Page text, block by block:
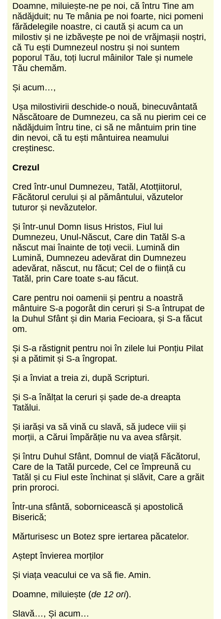
Doamne, miluiește-ne pe noi, că întru Tine am
nădăjduit; nu Te mânia pe noi foarte, nici pomeni
fărădelegile noastre, ci caută și acum ca un
milostiv și ne izbăvește pe noi de vrăjmașii noștri,
că Tu ești Dumne­zeul nostru și noi suntem
poporul Tău, toți lucrul mâinilor Tale și numele
Tău chemăm.
Și acum…,
Ușa milostivirii deschide-o nouă, binecuvântată
Născătoare de Dumnezeu, ca să nu pierim cei ce
nădăjduim întru tine, ci să ne mântuim prin tine
din nevoi, că tu ești mântuirea neamului
creștinesc.
Crezul
Cred într-unul Dumnezeu, Tatăl, Atotțiitorul,
Făcătorul cerului și al pământului, văzutelor
tuturor și nevăzutelor.
Și într-unul Domn Iisus Hristos, Fiul lui
Dumnezeu, Unul-Născut, Care din Tatăl S-a
născut mai înainte de toți vecii. Lumină din
Lumină, Dumnezeu adevărat din Dumnezeu
adevărat, născut, nu făcut; Cel de o ființă cu
Tatăl, prin Care toate s-au făcut.
Care pentru noi oamenii și pentru a noastră
mântuire S-a pogorât din ceruri și S-a întrupat de
la Duhul Sfânt și din Maria Fecioara, și S-a făcut
om.
Și S-a răstignit pentru noi în zilele lui Ponțiu Pilat
și a pătimit și S-a îngropat.
Și a înviat a treia zi, după Scripturi.
Și S-a înălțat la ceruri și șade de-a dreapta
Tatălui.
Și iarăși va să vină cu slavă, să judece viii și
morții, a Cărui împărăție nu va avea sfârșit.
Și întru Duhul Sfânt, Domnul de viață Făcătorul,
Care de la Tatăl purcede, Cel ce împreună cu
Tatăl și cu Fiul este închinat și slăvit, Care a grăit
prin proroci.
Într-una sfântă, sobornicească și apostolică
Biserică;
Mărturisesc un Botez spre iertarea păcatelor.
Aștept învierea morților
Și viața veacului ce va să fie. Amin.
Doamne, miluiește (de 12 ori).
Slavă…, Și acum…